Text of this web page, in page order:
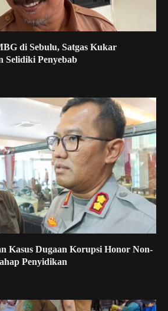
di Sebulu, Satgas Kukar
Selidiki Penyebab
Kasus Dugaan Korupsi Honor Non-
Penyidikan